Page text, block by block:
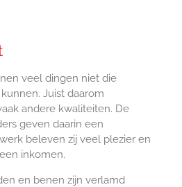
veel dingen niet die
Juist daarom
andere kwaliteiten. De
geven daarin een
beleven zij veel plezier en
inkomen.
en benen zijn verlamd